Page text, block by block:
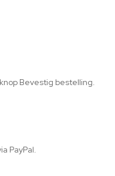
Bevestig bestelling.
PayPal.